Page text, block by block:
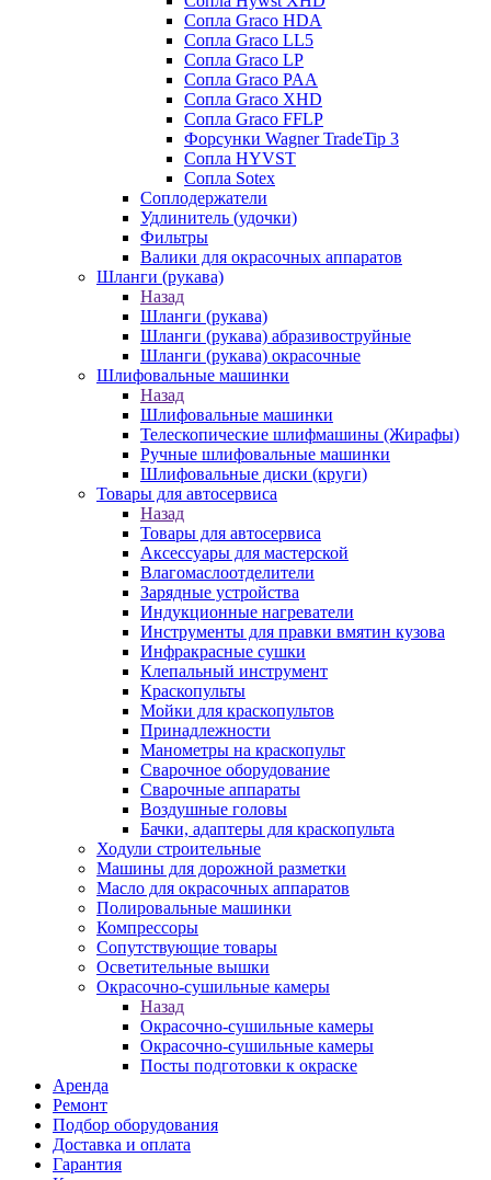
Сопла Graco HDA
Сопла Graco LL5
Сопла Graco LP
Сопла Graco PAA
Сопла Graco XHD
Сопла Graco FFLP
Форсунки Wagner TradeTip 3
Сопла HYVST
Сопла Sotex
Соплодержатели
Удлинитель (удочки)
Фильтры
Валики для окрасочных аппаратов
Шланги (рукава)
Назад
Шланги (рукава)
Шланги (рукава) абразивоструйные
Шланги (рукава) окрасочные
Шлифовальные машинки
Назад
Шлифовальные машинки
Телескопические шлифмашины (Жирафы)
Ручные шлифовальные машинки
Шлифовальные диски (круги)
Товары для автосервиса
Назад
Товары для автосервиса
Аксессуары для мастерской
Влагомаслоотделители
Зарядные устройства
Индукционные нагреватели
Инструменты для правки вмятин кузова
Инфракрасные сушки
Клепальный инструмент
Краскопульты
Мойки для краскопультов
Принадлежности
Манометры на краскопульт
Сварочное оборудование
Сварочные аппараты
Воздушные головы
Бачки, адаптеры для краскопульта
Ходули строительные
Машины для дорожной разметки
Масло для окрасочных аппаратов
Полировальные машинки
Компрессоры
Сопутствующие товары
Осветительные вышки
Окрасочно-сушильные камеры
Назад
Окрасочно-сушильные камеры
Окрасочно-сушильные камеры
Посты подготовки к окраске
Аренда
Ремонт
Подбор оборудования
Доставка и оплата
Гарантия